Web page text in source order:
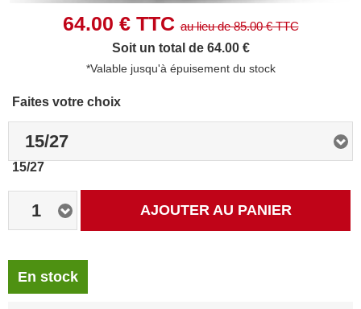
64.00 € TTCau lieu de85.00€ TTC
Soit un total de 64.00 €
*Valable jusqu'à épuisement du stock
Faites votre choix
15/27
15/27
1 AJOUTER AU PANIER
En stock